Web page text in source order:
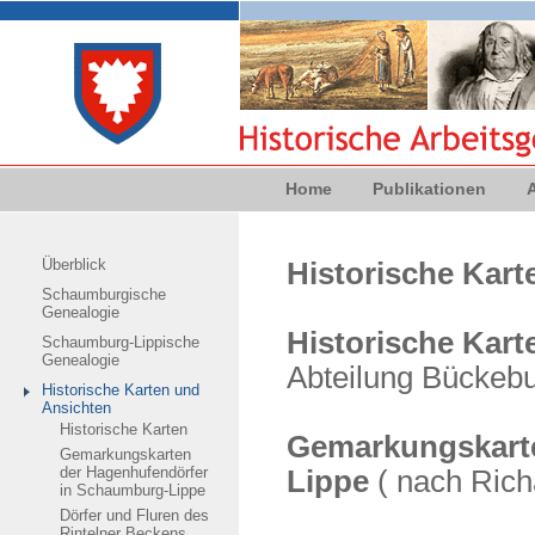
Home Publikationen
Überblick
Schaumburgische
Genealogie
Schaumburg-Lippische
Genealogie
Historische Karten und
Ansichten
Historische Karten
Gemarkungskarten
der Hagenhufendörfer
in Schaumburg-Lippe
Dörfer und Fluren des
Historische
Historische
Abteilung
Lippe ( nach